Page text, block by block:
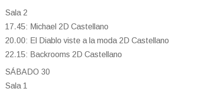
Sala 2
17.45: Michael 2D Castellano
20.00: El Diablo viste a la moda 2D Castellano
22.15: Backrooms 2D Castellano
SÁBADO 30
Sala 1